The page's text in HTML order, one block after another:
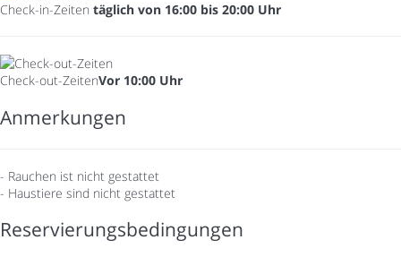
Check-in-Zeiten täglich von 16:00 bis 20:00 Uhr
Check-out-ZeitenVor 10:00 Uhr
Anmerkungen
- Rauchen ist nicht gestattet
- Haustiere sind nicht gestattet
Reservierungsbedingungen